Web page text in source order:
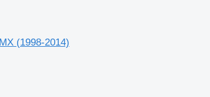
(1998-2014)